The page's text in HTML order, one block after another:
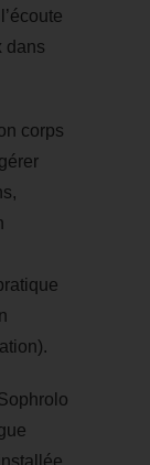
dans
corps